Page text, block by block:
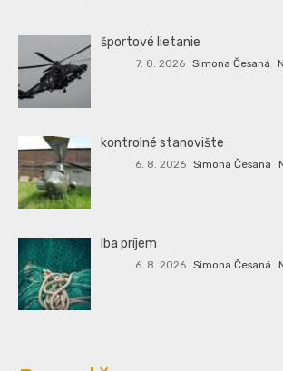
športové lietanie
7. 8. 2026 Simona Česaná
kontrolné stanovište
6. 8. 2026 Simona Česaná
Iba príjem
6. 8. 2026 Simona Česaná